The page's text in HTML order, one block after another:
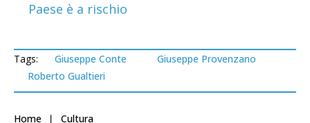
Paese è a rischio
Tags: Giuseppe Conte
Giuseppe Provenzano
Roberto Gualtieri
Home Cultura